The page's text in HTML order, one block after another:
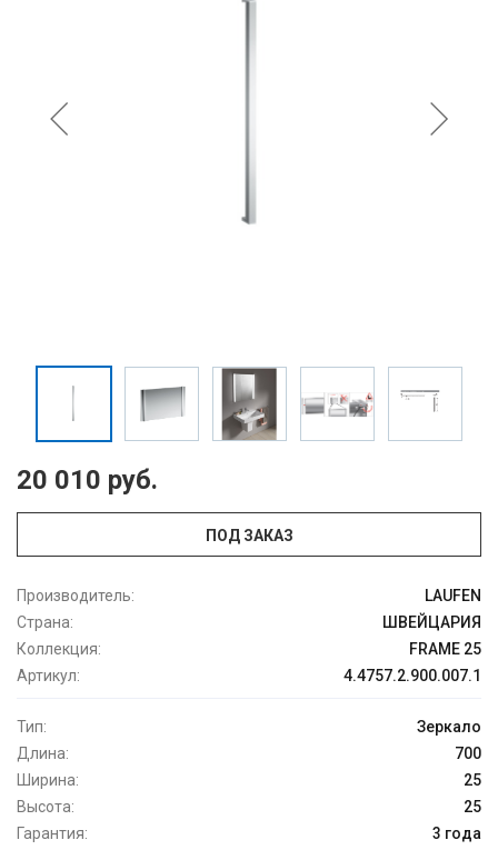
20 010 руб.
ПОД ЗАКАЗ
Производитель:
LAUFEN
Страна:
ШВЕЙЦАРИЯ
Коллекция:
FRAME 25
Артикул:
4.4757.2.900.007.1
Тип:
Зеркало
Длина:
700
Ширина:
25
Высота:
25
Гарантия:
3 года